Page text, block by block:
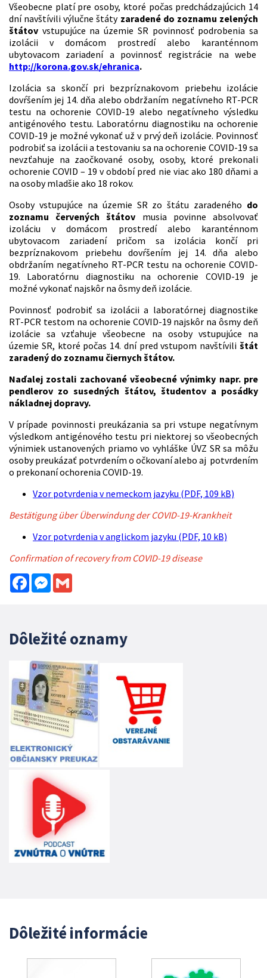
Všeobecne platí pre osoby, ktoré počas predchádzajúcich 14
dní navštívili výlučne štáty zaradené do zoznamu zelených
štátov vstupujúce na územie SR povinnosť podrobenia sa
izolácii v domácom prostredí alebo karanténnom
ubytovacom zariadení a povinnosť registrácie na webe
http://korona.gov.sk/ehranica.
Izolácia sa skončí pri bezpríznakovom priebehu izolácie
dovŕšením jej 14. dňa alebo obdržaním negatívneho RT-PCR
testu na ochorenie COVID-19 alebo negatívneho výsledku
antigénového testu. Laboratórnu diagnostiku na ochorenie
COVID-19 je možné vykonať už v prvý deň izolácie. Povinnosť
podrobiť sa izolácii a testovaniu sa na ochorenie COVID-19 sa
nevzťahuje na zaočkované osoby, osoby, ktoré prekonali
ochorenie COVID – 19 v období pred nie viac ako 180 dňami a
na osoby mladšie ako 18 rokov.
Osoby vstupujúce na územie SR zo štátu zaradeného do
zoznamu červených štátov musia povinne absolvovať
izoláciu v domácom prostredí alebo karanténnom
ubytovacom zariadení pričom sa izolácia končí pri
bezpríznakovom priebehu dovŕšením jej 14. dňa alebo
obdržaním negatívneho RT-PCR testu na ochorenie COVID-
19. Laboratórnu diagnostiku na ochorenie COVID-19 je
možné vykonať najskôr na ôsmy deň izolácie.
Povinnosť podrobiť sa izolácii a laboratórnej diagnostike
RT-PCR testom na ochorenie COVID-19 najskôr na ôsmy deň
izolácie sa vzťahuje všeobecne na osoby vstupujúce na
územie SR, ktoré počas 14. dní pred vstupom navštívili štát
zaradený do zoznamu čiernych štátov.
Naďalej zostali zachované všeobecné výnimky napr. pre
pendlerov zo susedných štátov, študentov a posádky
nákladnej dopravy.
V prípade povinnosti preukázania sa pri vstupe negatívnym
výsledkom antigénového testu pri niektorej so všeobecných
výnimiek ustanovených priamo vo vyhláške ÚVZ SR sa môžu
osoby preukázať potvrdením o očkovaní alebo aj potvrdením
o prekonaní ochorenia COVID-19.
Vzor potvrdenia v nemeckom jazyku (PDF, 109 kB)
Bestätigung über Überwindung der COVID-19-Krankheit
Vzor potvrdenia v anglickom jazyku (PDF, 10 kB)
Confirmation of recovery from COVID-19 disease
FacebookMessenger
Dôležité oznamy
Dôležité informácie